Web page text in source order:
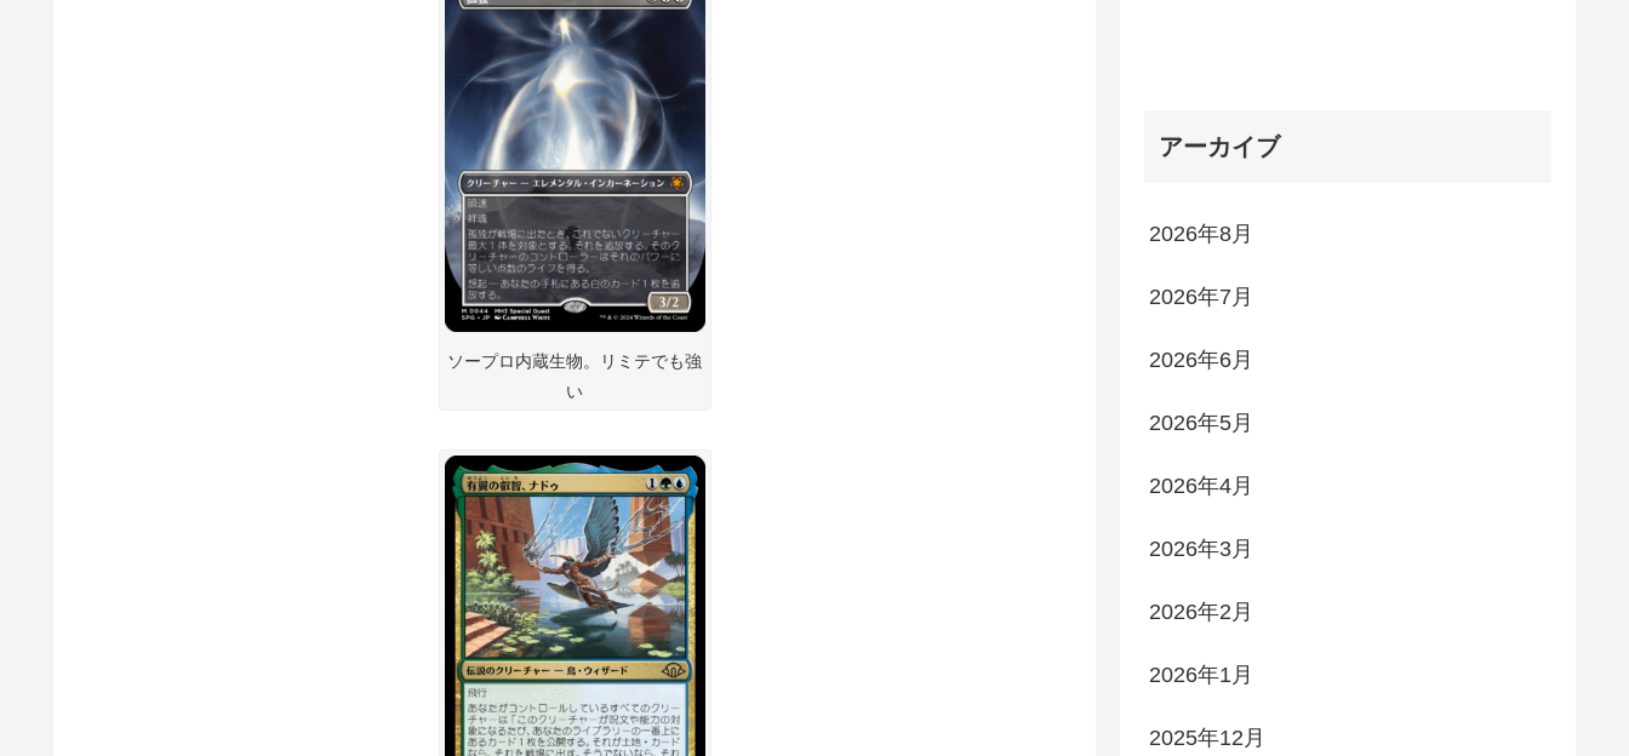
ソープロ内蔵生物。リミテでも強
い
アーカイブ
2026年8月
2026年7月
2026年6月
2026年5月
2026年4月
2026年3月
2026年2月
2026年1月
2025年12月